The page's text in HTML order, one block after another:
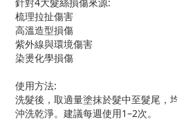
梳理拉扯傷害
高溫造型損傷
紫外線與環境傷害
染燙化學損傷
使用方法:
洗髮後，取適量塗抹於髮中至髮尾，
沖洗乾淨。建議每週使用1–2次。